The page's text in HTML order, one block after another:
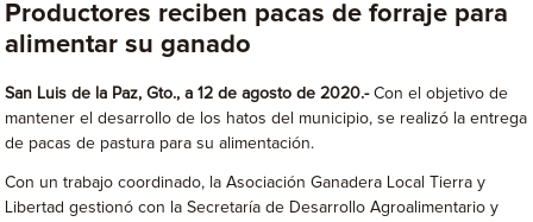
Productores reciben pacas de forraje para
alimentar su ganado
San Luis de la Paz, Gto., a 12 de agosto de 2020.-Con el objetivo de
mantener el desarrollo de los hatos del municipio, se realizó la entrega
de pacas de pastura para su alimentación.
Con un trabajo coordinado, la Asociación Ganadera Local Tierra y
Libertad gestionó con la Secretaría de Desarrollo Agroalimentario y